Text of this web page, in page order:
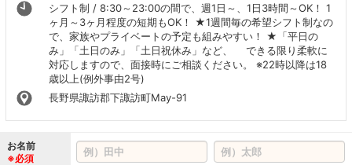
シフト制 / 8:30～23:00の間で、週1日～、1日3時間～OK！ 1
ヶ月～3ヶ月程度の短期もOK！ ★1週間毎の希望シフト制なの
で、家族やプライベートの予定も組みやすい！ ★「平日の
み」「土日のみ」「土日祝休み」など、 できる限り柔軟に
対応しますので、面接時にご相談ください。 ※22時以降は18
歳以上(例外事由2号)
長野県諏訪郡下諏訪町May-91
お名前
※必須